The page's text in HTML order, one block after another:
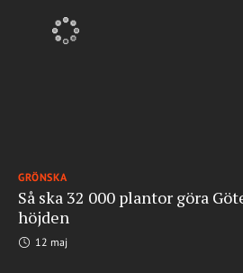
GRÖNSKA
Så ska 32 000 plantor göra
höjden
12 maj